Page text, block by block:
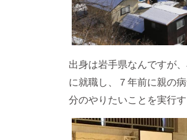
出身は岩手県なんですが
に就職し、７年前に親の
分のやりたいことを実行